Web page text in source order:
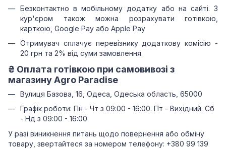
Безконтактно в мобільному додатку або на сайті. З
кур'єром також можна розрахувати готівкою,
карткою, Google Pay або Apple Pay
Отримувач сплачує перевізнику додаткову комісію -
20 грн та 2% від суми замовлення.
₴ Оплата готівкою при самовивозі з
магазину Agro Paradise
Вулиця Базова, 16, Одеса, Одеська область, 65000
Графік роботи: Пн - Чт з 09:00 - 16:00. Пт - Вихідний. Сб
- Нд з 09:00 - 16:00
У разі виникнення питань щодо повернення або обміну
товару, звертайтеся за номером телефону: +380 99 139